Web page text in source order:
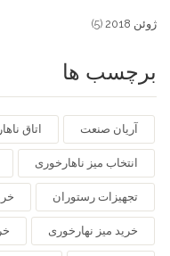
ژوئن 2018 (5)
برچسب ها
آریان صنعت اتاق
انتخاب میز ناهارخوری
تجهیزات رستوران
خرید میز نهارخوری